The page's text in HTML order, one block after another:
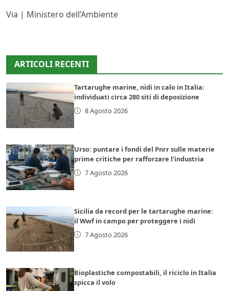
Via | Ministero dell’Ambiente
ARTICOLI RECENTI
Tartarughe marine, nidi in calo in Italia:
individuati circa 280 siti di deposizione
8 Agosto 2026
Urso: puntare i fondi del Pnrr sulle materie
prime critiche per rafforzare l’industria
7 Agosto 2026
Sicilia da record per le tartarughe marine:
il Wwf in campo per proteggere i nidi
7 Agosto 2026
Bioplastiche compostabili, il riciclo in Italia
spicca il volo